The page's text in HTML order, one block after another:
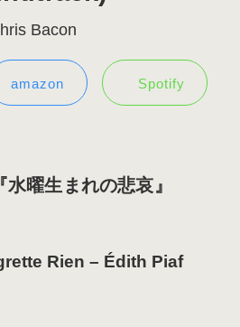
Bacon
amazon Spotify
曜生まれの悲哀』
Rien – Édith Piaf